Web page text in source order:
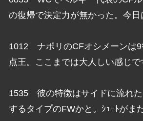
の復帰で決定力が無かった。今日
1012 ナポリのCFオシメーンは9
点王。ここまでは大人しい感じで
1535 彼の特徴はサイドに流れた
するタイプのFWかと。ｼｭｰﾄがま